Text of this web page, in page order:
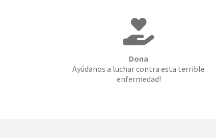
Dona
Ayúdanos a luchar contra esta terrible
enfermedad!